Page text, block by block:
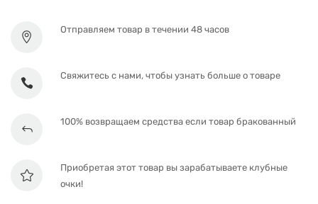
Отправляем товар в течении 48 часов
Свяжитесь с нами, чтобы узнать больше о товаре
100% возвращаем средства если товар бракованный
Приобретая этот товар вы зарабатываете клубные
очки!